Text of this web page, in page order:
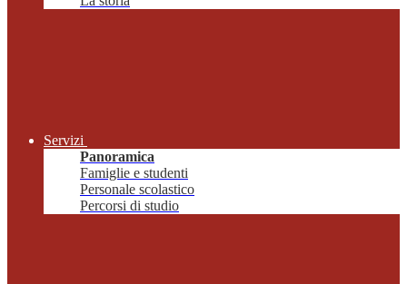
Servizi
Panoramica
Famiglie e studenti
Personale scolastico
Percorsi di studio